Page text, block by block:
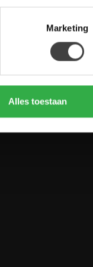
Marketing
Alles toestaan
Zo: